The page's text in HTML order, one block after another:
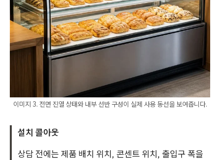
이미지 3. 전면 진열 상태와 내부 선반 구성이 실제 사용 동선을 보여줍니다.
설치 콜아웃
상담 전에는 제품 배치 위치, 콘센트 위치, 출입구 폭을